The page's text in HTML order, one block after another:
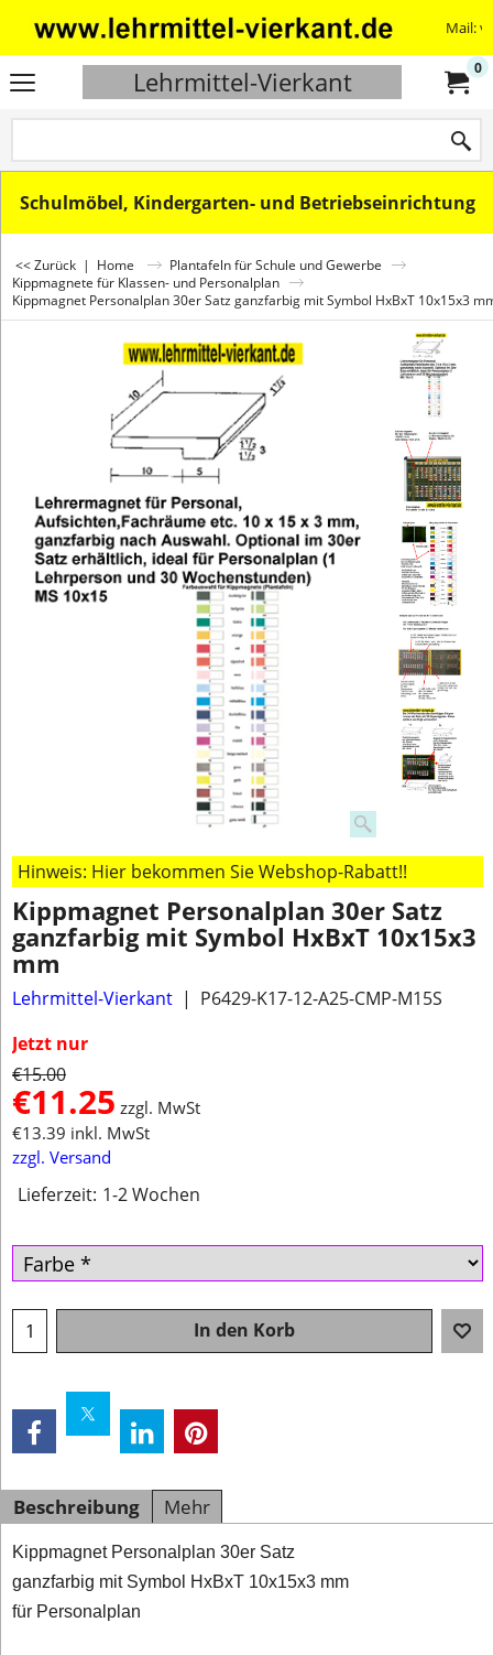
Mail:
Lehrmittel-Vierkant 0
Schulmöbel, Kindergarten- und Betriebseinrichtung
<< Zurück | Home
Plantafeln für Schule und Gewerbe
Kippmagnete für Klassen- und Personalplan
Kippmagnet Personalplan 30er Satz ganzfarbig mit Symbol HxBxT 10x15x3
Hinweis: Hier bekommen Sie Webshop-Rabatt!!
Kippmagnet Personalplan 30er Satz
ganzfarbig mit Symbol HxBxT 10x15x3
mm
Lehrmittel-Vierkant
P6429-K17-12-A25-CMP-M15S
Jetzt nur
€15.00
€11.25 zzgl. MwSt
€13.39 inkl. MwSt
zzgl. Versand
Lieferzeit: 1-2 Wochen
In den Korb
Beschreibung Mehr
Kippmagnet Personalplan 30er Satz
ganzfarbig mit Symbol HxBxT 10x15x3 mm
für Personalplan